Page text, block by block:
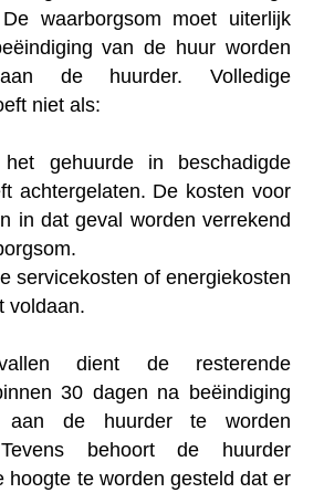
waarborgsom moet uiterlijk
van de huur worden
de huurder. Volledige
niet als:
gehuurde in beschadigde
achtergelaten. De kosten voor
in dat geval worden verrekend
servicekosten of energiekosten
voldaan.
dient de resterende
30 dagen na beëindiging
de huurder te worden
behoort de huurder
hoogte te worden gesteld dat er